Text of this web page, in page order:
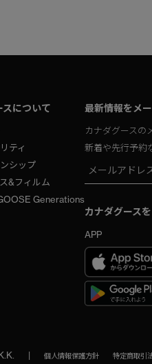
スについて
ティ
シップ
&フィルム
Generations
最新情報をメ
カナダグースの
新着や先行予約
カナダグース
APP
| 個人情報保護方針 特定商取引